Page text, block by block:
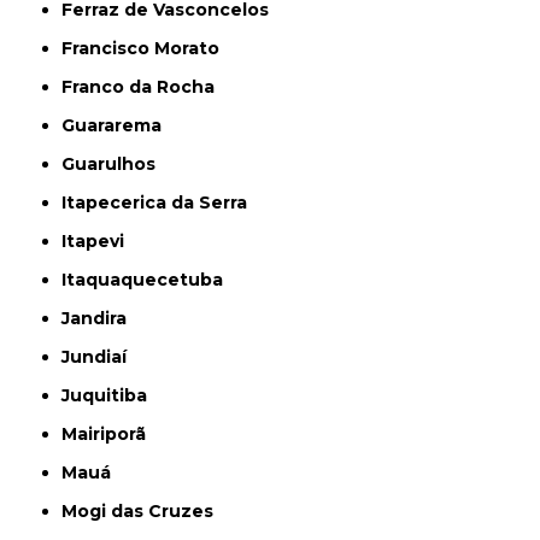
Ferraz de Vasconcelos
Francisco Morato
Franco da Rocha
Guararema
Guarulhos
Itapecerica da Serra
Itapevi
Itaquaquecetuba
Jandira
Jundiaí
Juquitiba
Mairiporã
Mauá
Mogi das Cruzes